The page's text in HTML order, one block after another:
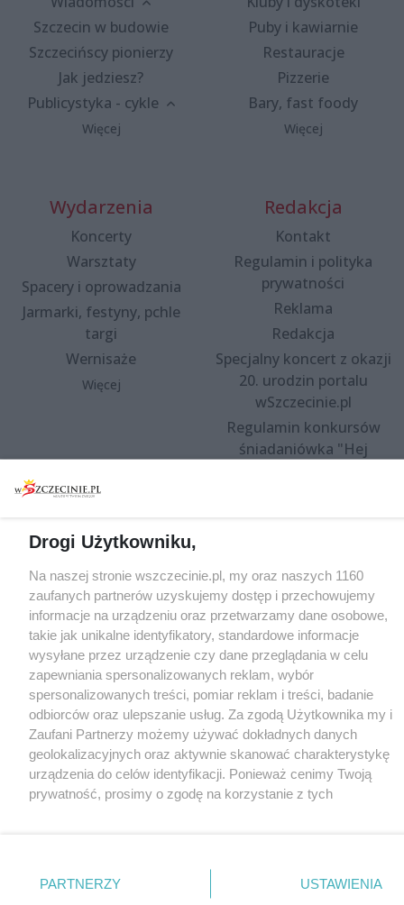
Szczecin w budowie
Szczecińscy pionierzy
Jak jedziesz?
Publicystyka - cykle
Więcej
Puby i kawiarnie
Restauracje
Pizzerie
Bary, fast foody
Więcej
Wydarzenia
Koncerty
Warsztaty
Spacery i oprowadzania
Jarmarki, festyny, pchle
targi
Wernisaże
Więcej
Redakcja
Kontakt
Regulamin i polityka
prywatności
Reklama
Redakcja
Specjalny koncert z okazji
20. urodzin portalu
wSzczecinie.pl
Regulamin konkursów
śniadaniówka "Hej
Partnerzy
Praca Szczecin
the:protocol
POZASzczecin.pl
© 2026 wSzczecinie.pl
Created by GOD
Drogi Użytkowniku,
Na naszej stronie wszczecinie.pl, my oraz naszych 1160
zaufanych partnerów uzyskujemy dostęp i przechowujemy
informacje na urządzeniu oraz przetwarzamy dane osobowe,
takie jak unikalne identyfikatory, standardowe informacje
wysyłane przez urządzenie czy dane przeglądania w celu
zapewniania spersonalizowanych reklam, wybór
spersonalizowanych treści, pomiar reklam i treści, badanie
odbiorców oraz ulepszanie usług. Za zgodą Użytkownika my i
Zaufani Partnerzy możemy używać dokładnych danych
geolokalizacyjnych oraz aktywnie skanować charakterystykę
urządzenia do celów identyfikacji. Ponieważ cenimy Twoją
prywatność, prosimy o zgodę na korzystanie z tych
. Niektóre rodzaje przetwarzania
danych nie wymagają zgody użytkownika, ale masz prawo
PARTNERZY USTAWIENIA